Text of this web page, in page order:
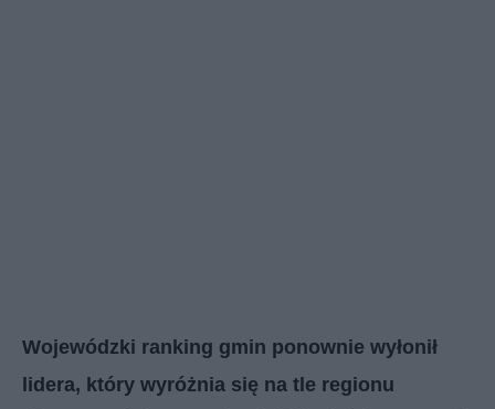
Wojewódzki ranking gmin ponownie wyłonił
lidera, który wyróżnia się na tle regionu